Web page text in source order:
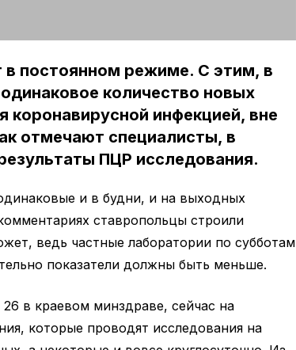
постоянном режиме. С этим, в
количество новых
инфекцией, вне
отмечают специалисты, в
ПЦР исследования.
и в будни, и на выходных
ставропольцы строили
ведь частные лаборатории по субботам
показатели должны быть меньше.
в краевом минздраве, сейчас на
которые проводят исследования на